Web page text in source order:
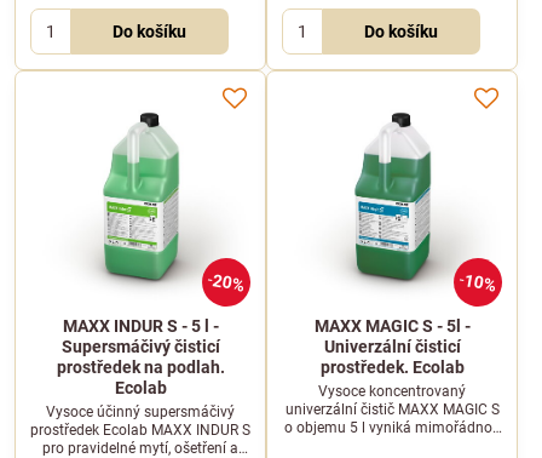
Do košíku Do košíku
20%
MAXX INDUR S - 5 l -
Supersmáčivý čisticí
prostředek na podlah.
Ecolab
Vysoce účinný supersmáčivý
prostředek Ecolab MAXX INDUR S
pro pravidelné mytí, ošetření a
10%
MAXX MAGIC S - 5l -
Univerzální čisticí
prostředek. Ecolab
Vysoce koncentrovaný
univerzální čistič MAXX MAGIC S
o objemu 5 l vyniká mimořádnou